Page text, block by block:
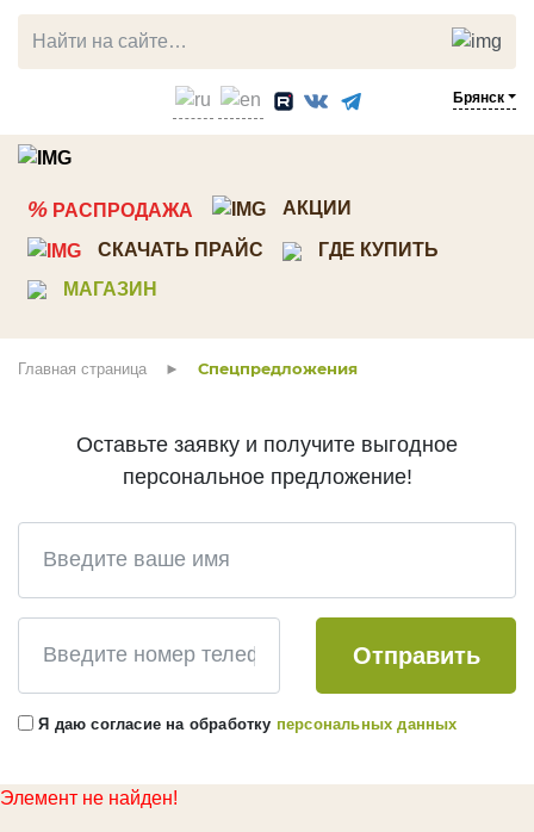
Брянск
% РАСПРОДАЖА АКЦИИ
СКАЧАТЬ ПРАЙС
ГДЕ КУПИТЬ
МАГАЗИН
Главная страница Спецпредложения
ЛИСТВЕННИЦА
Прямой планкен
Косой планкен
Террасная доска
Брусок, рейка
КЕДР
Канадский кедр Вагонка
Канадский кедр Полок
КУМАРУ
АБАШИ
СОСНА
Планкен
Стеновые панели ТСП
Строганная доска
Доска пола
Мебельный щит
Брусок, рейка
Клееный брус
ЛИПА
Евровагонка
Оставьте заявку и получите выгодное
персональное предложение!
Я даю согласие на обработку персональных данных
Отправить
Элемент не найден!